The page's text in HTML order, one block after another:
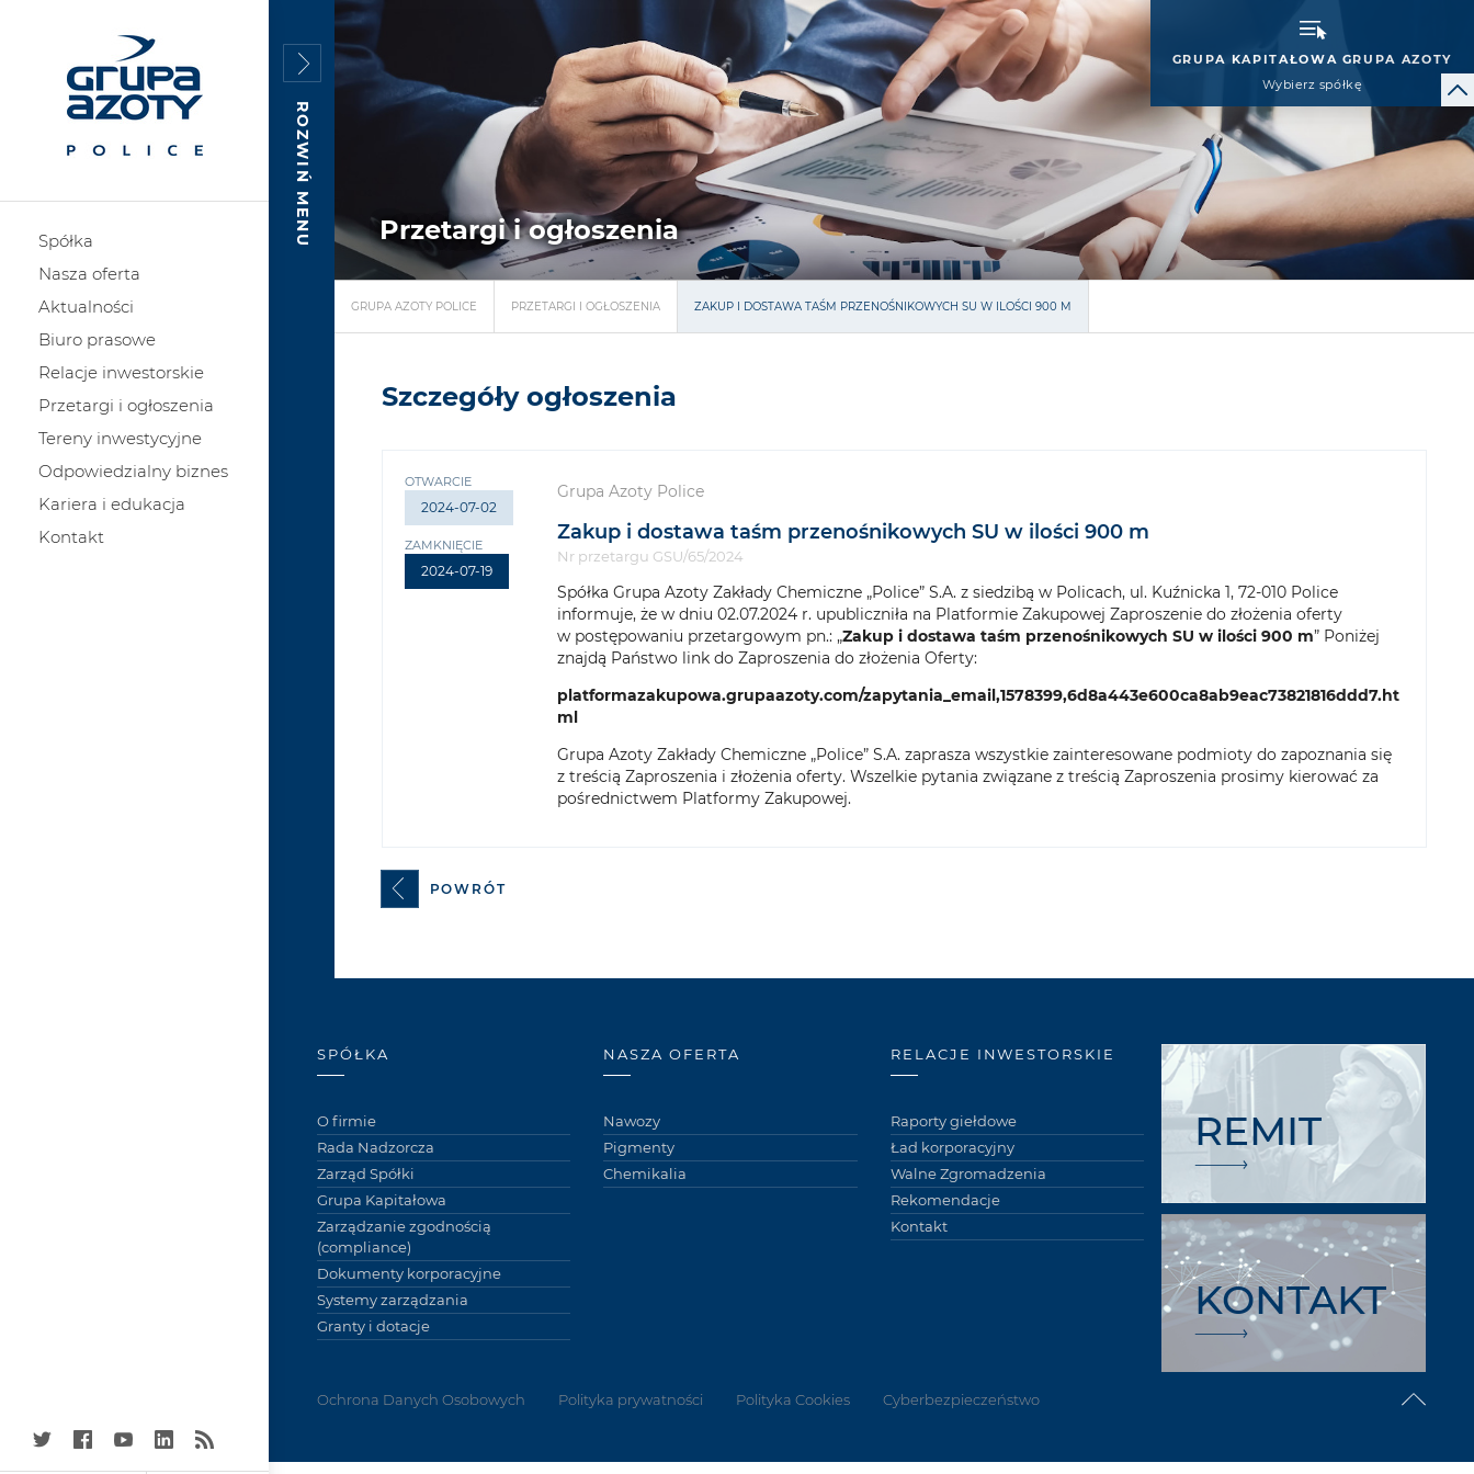
Spółka
Nasza oferta
Aktualności
Biuro prasowe
Relacje inwestorskie
Przetargi i ogłoszenia
Tereny inwestycyjne
Odpowiedzialny biznes
Kariera i edukacja
Kontakt
GRUPA KAPITAŁOWA GRUPA AZOTY
Wybierz spółkę
ROZWIŃ MENU Przetargi i ogłoszenia
GRUPA AZOTY POLICE PRZETARGI I OGŁOSZENIA ZAKUP I DOSTAWA TAŚM PRZENOŚNIKOWYCH SU W ILOŚCI 900 M
Szczegóły ogłoszenia
OTWARCIE
2024-07-02
ZAMKNIĘCIE
2024-07-19
Grupa Azoty Police
Zakup i dostawa taśm przenośnikowych SU w ilości 900 m
Nr przetargu GSU/65/2024
Spółka Grupa Azoty Zakłady Chemiczne „Police” S.A. z siedzibą w Policach, ul. Kuźnicka 1, 72-010 Police
informuje, że w dniu 02.07.2024 r. upubliczniła na Platformie Zakupowej Zaproszenie do złożenia oferty
w postępowaniu przetargowym pn.: „Zakup i dostawa taśm przenośnikowych SU w ilości 900 m” Poniżej
znajdą Państwo link do Zaproszenia do złożenia Oferty:
platformazakupowa.grupaazoty.com/zapytania_email,1578399,6d8a443e600ca8ab9eac73821816ddd7.ht
ml
Grupa Azoty Zakłady Chemiczne „Police” S.A. zaprasza wszystkie zainteresowane podmioty do zapoznania się
z treścią Zaproszenia i złożenia oferty. Wszelkie pytania związane z treścią Zaproszenia prosimy kierować za
pośrednictwem Platformy Zakupowej.
POWRÓT
SPÓŁKA
O firmie
Rada Nadzorcza
Zarząd Spółki
Grupa Kapitałowa
Zarządzanie zgodnością
(compliance)
Dokumenty korporacyjne
Systemy zarządzania
Granty i dotacje
NASZA OFERTA
Nawozy
Pigmenty
Chemikalia
RELACJE INWESTORSKIE
Raporty giełdowe
Ład korporacyjny
Walne Zgromadzenia
Rekomendacje
Kontakt
REMIT
KONTAKT
Ochrona Danych Osobowych Polityka prywatności Polityka Cookies Cyberbezpieczeństwo